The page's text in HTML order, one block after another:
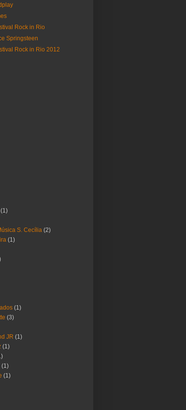
Rock in Rio
Springsteen
Rock in Rio 2012
(1)
S. Cecília (2)
(1)
(1)
(3)
JR (1)
(1)
(1)
(1)